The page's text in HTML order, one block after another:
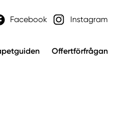
Facebook Instagram
Offertförfrågan